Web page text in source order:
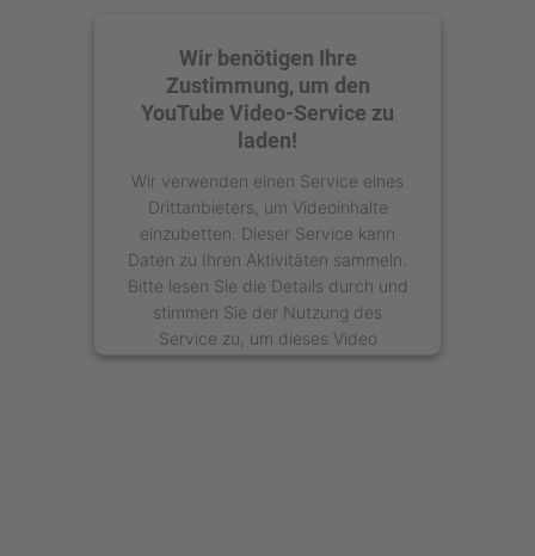
Wir benötigen Ihre
Zustimmung, um den
YouTube Video-Service zu
laden!
Wir verwenden einen Service eines
Drittanbieters, um Videoinhalte
einzubetten. Dieser Service kann
Daten zu Ihren Aktivitäten sammeln.
Bitte lesen Sie die Details durch und
stimmen Sie der Nutzung des
Service zu, um dieses Video
anzusehen.